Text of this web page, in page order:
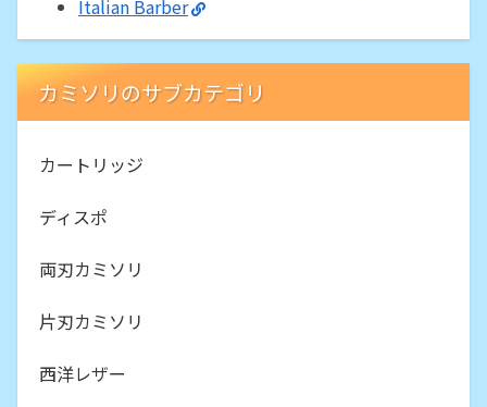
Italian Barber
カミソリのサブカテゴリ
カートリッジ
ディスポ
両刃カミソリ
片刃カミソリ
西洋レザー